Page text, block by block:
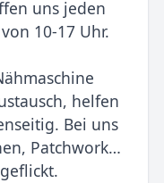
uns jeden
10-17 Uhr.
helfen
Bei uns
Patchwork…